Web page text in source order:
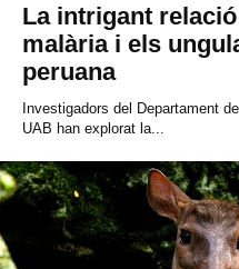
La intrigant
malària i els
peruana
Investigadors del Departament
UAB han explorat la...